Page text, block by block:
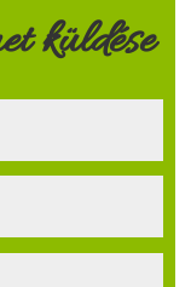
küldése